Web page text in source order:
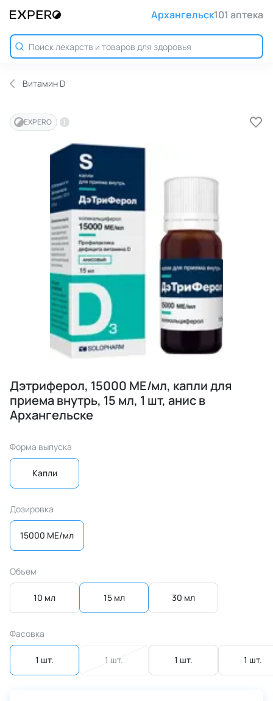
Архангельск101 аптека
Витамин D
EXPERO
Дэтриферол, 15000 МЕ/мл, капли для
приема внутрь, 15 мл, 1 шт, анис в
Архангельске
Форма выпуска
Капли
Дозировка
15000 МЕ/мл
Объем
10 мл 15 мл 30 мл
Фасовка
1 шт. 1 шт. 1 шт. 1 шт.